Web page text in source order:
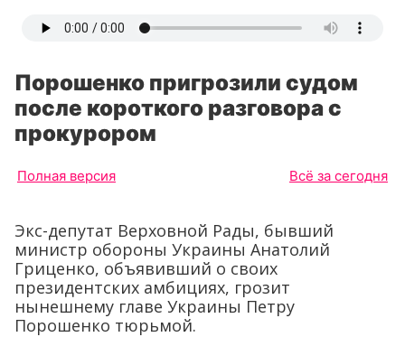
Порошенко пригрозили судом
после короткого разговора с
прокурором
Полная версия Всё за сегодня
Экс-депутат Верховной Рады, бывший
министр обороны Украины Анатолий
Гриценко, объявивший о своих
президентских амбициях, грозит
нынешнему главе Украины Петру
Порошенко тюрьмой.